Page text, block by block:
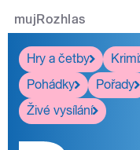
mujRozhlas
Hry a četby
Krimi
Pohádky
Pořady
Živé vysílání